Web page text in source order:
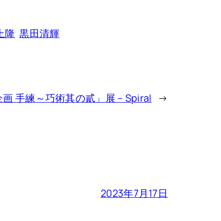
隆 黒田清輝
手練～巧術其の貳」展 – Spiral →
2023年7月17日